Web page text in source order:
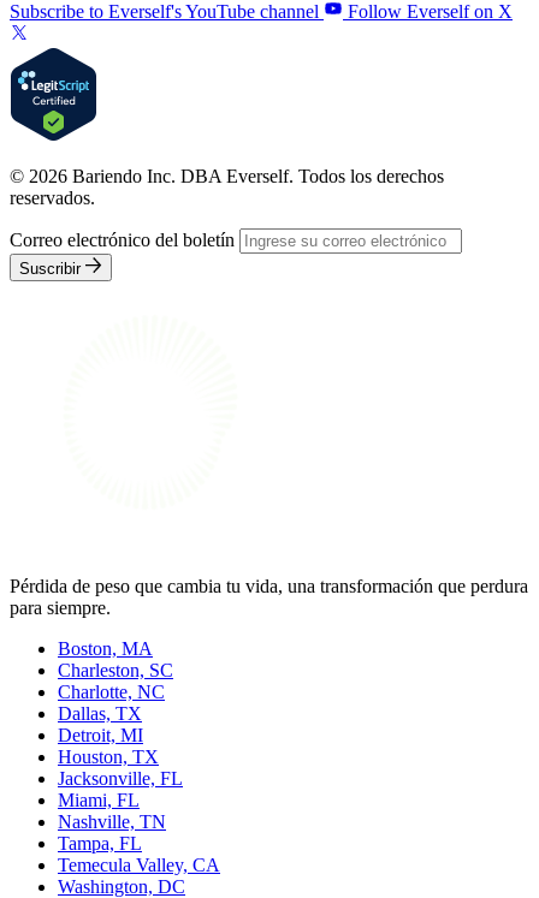
Subscribe to Everself's YouTube channel
Follow Everself on X
© 2026 Bariendo Inc. DBA Everself. Todos los derechos
reservados.
Correo electrónico del boletín
Suscribir
Pérdida de peso que cambia tu vida, una transformación que perdura
para siempre.
Boston, MA
Charleston, SC
Charlotte, NC
Dallas, TX
Detroit, MI
Houston, TX
Jacksonville, FL
Miami, FL
Nashville, TN
Tampa, FL
Temecula Valley, CA
Washington, DC